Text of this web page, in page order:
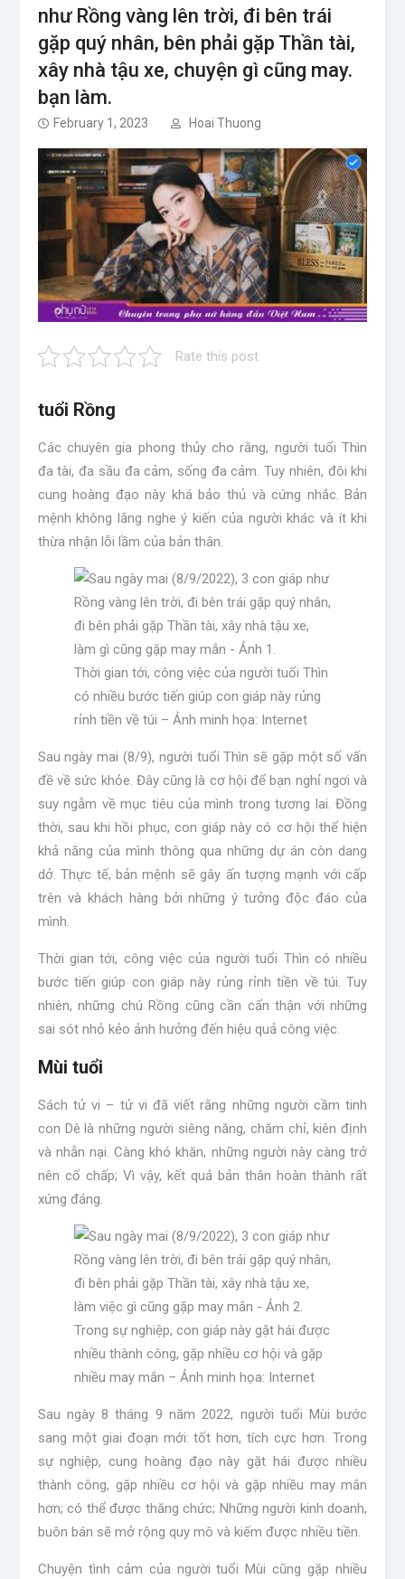
như Rồng vàng lên trời, đi bên trái
gặp quý nhân, bên phải gặp Thần tài,
xây nhà tậu xe, chuyện gì cũng may.
bạn làm.
February 1, 2023 Hoai Thuong
Rate this post
tuổi Rồng
Các chuyên gia phong thủy cho rằng, người tuổi Thìn
đa tài, đa sầu đa cảm, sống đa cảm. Tuy nhiên, đôi khi
cung hoàng đạo này khá bảo thủ và cứng nhắc. Bản
mệnh không lắng nghe ý kiến ​​của người khác và ít khi
thừa nhận lỗi lầm của bản thân.
Thời gian tới, công việc của người tuổi Thìn
có nhiều bước tiến giúp con giáp này rủng
rỉnh tiền về túi – Ảnh minh họa: Internet
Sau ngày mai (8/9), người tuổi Thìn sẽ gặp một số vấn
đề về sức khỏe. Đây cũng là cơ hội để bạn nghỉ ngơi và
suy ngẫm về mục tiêu của mình trong tương lai. Đồng
thời, sau khi hồi phục, con giáp này có cơ hội thể hiện
khả năng của mình thông qua những dự án còn dang
dở. Thực tế, bản mệnh sẽ gây ấn tượng mạnh với cấp
trên và khách hàng bởi những ý tưởng độc đáo của
mình.
Thời gian tới, công việc của người tuổi Thìn có nhiều
bước tiến giúp con giáp này rủng rỉnh tiền về túi. Tuy
nhiên, những chú Rồng cũng cần cẩn thận với những
sai sót nhỏ kẻo ảnh hưởng đến hiệu quả công việc.
Mùi tuổi
Sách tử vi – tử vi đã viết rằng những người cầm tinh
con Dê là những người siêng năng, chăm chỉ, kiên định
và nhẫn nại. Càng khó khăn, những người này càng trở
nên cố chấp; Vì vậy, kết quả bản thân hoàn thành rất
xứng đáng.
Trong sự nghiệp, con giáp này gặt hái được
nhiều thành công, gặp nhiều cơ hội và gặp
nhiều may mắn – Ảnh minh họa: Internet
Sau ngày 8 tháng 9 năm 2022, người tuổi Mùi bước
sang một giai đoạn mới: tốt hơn, tích cực hơn. Trong
sự nghiệp, cung hoàng đạo này gặt hái được nhiều
thành công, gặp nhiều cơ hội và gặp nhiều may mắn
hơn; có thể được thăng chức; Những người kinh doanh,
buôn bán sẽ mở rộng quy mô và kiếm được nhiều tiền.
Chuyện tình cảm của người tuổi Mùi cũng gặp nhiều